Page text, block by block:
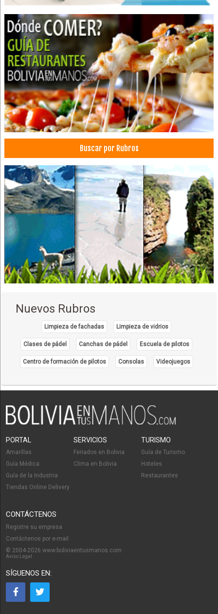
Flotas
Servicio de Buses
Servicio de Microbuses
Transporte de Pasajeros
Transporte Terrestre
Cafeterías
Reposterías
Salones de Té
Banderas
Confección de Ropa Deportiva
Confecciones
Fábrica de confecciones
Profesionales
Supermercados
Buscar por Rubros
Nuevos Rubros
Limpieza de fachadas Limpieza de vidrios
Clases de pádel Canchas de pádel Escuela de pilotos
Centro de formación de pilotos Consolas Videojuegos
PORTAL
Amarillas
Guía Médica
Guía de la Industria
Tiendas Online Delivery
SERVICIOS
Feriados en Bolivia
Clima en Bolivia
TURISMO
Guía de Turismo
Hoteles
Restaurantes
CONTÁCTENOS
Registre su empresa
Contáctenos por e-mail
© 2004-2026 www.boliviaentusmanos.com
Aviso Legal
SÍGUENOS EN: